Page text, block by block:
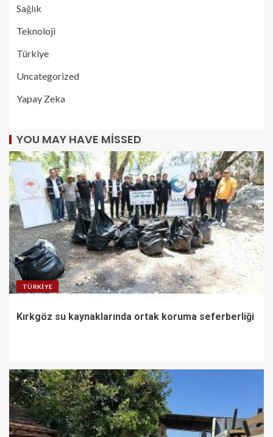
Sağlık
Teknoloji
Türkiye
Uncategorized
Yapay Zeka
YOU MAY HAVE MISSED
TÜRKIYE
Kırkgöz su kaynaklarında ortak koruma seferberliği